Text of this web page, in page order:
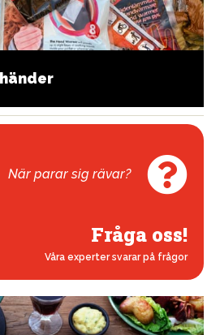
När parar sig rävar?
Fråga oss!
Våra experter svarar på frågor